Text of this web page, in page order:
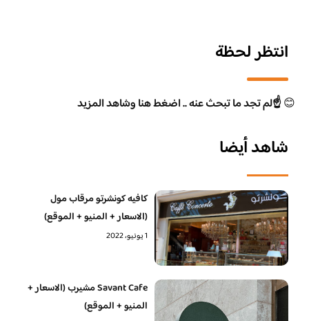
انتظر لحظة
😊☝️لم تجد ما تبحث عنه .. اضغط هنا وشاهد المزيد
شاهد أيضا
كافيه كونشرتو مرقاب مول
(الاسعار + المنيو + الموقع)
1 يونيو، 2022
Savant Cafe مشيرب (الاسعار +
المنيو + الموقع)